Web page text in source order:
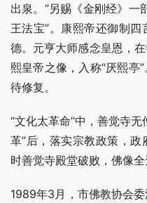
出泉。”另赐《金刚经》一
王法宝”。康熙帝还御制
德。元亨大师感念皇恩，
熙皇帝之像，入称“厌熙亭
待修复。
“文化太革命”中，善觉寺
革”后，落实宗教政策，
时善觉寺殿堂破败，佛像全
1989年3月，市佛教协会